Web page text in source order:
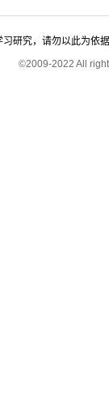
研究，请勿以此为依
©2009-2022 All